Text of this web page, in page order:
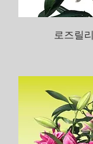
로즈릴